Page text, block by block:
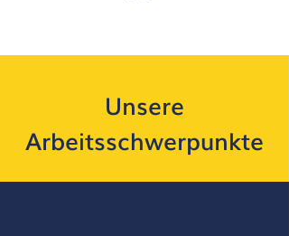
Unsere
Arbeitsschwerpunkte